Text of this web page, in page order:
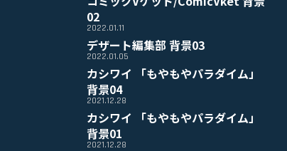
02
2022.01.11
デザート編集部 背景03
2022.01.05
カシワイ 「もやもやパラダイム」
背景04
2021.12.28
カシワイ 「もやもやパラダイム」
背景01
2021.12.28